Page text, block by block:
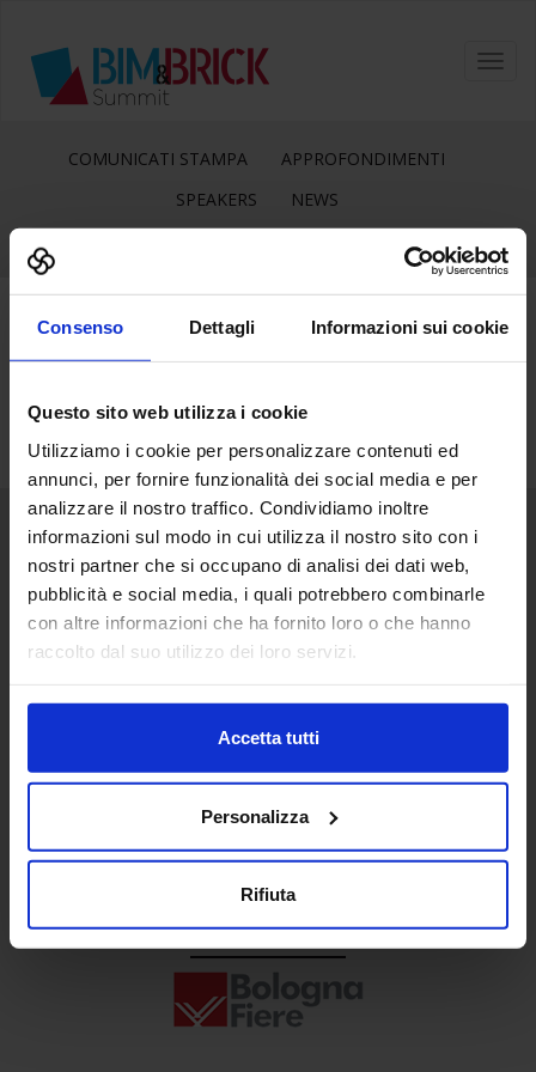
Consenso Dettagli Informazioni sui cookie
Questo sito web utilizza i cookie
Utilizziamo i cookie per personalizzare contenuti ed
annunci, per fornire funzionalità dei social media e per
analizzare il nostro traffico. Condividiamo inoltre
informazioni sul modo in cui utilizza il nostro sito con i
nostri partner che si occupano di analisi dei dati web,
pubblicità e social media, i quali potrebbero combinarle
con altre informazioni che ha fornito loro o che hanno
raccolto dal suo utilizzo dei loro servizi.
Accetta tutti
Personalizza
Rifiuta
COMUNICATI STAMPA
APPROFONDIMENTI
SPEAKERS
NEWS
Senaf srl
+ 39 02.332039460
Progetto e direzione